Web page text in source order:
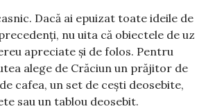
Dacă ai epuizat toate ideile de
nu uita că obiectele de uz
apreciate și de folos. Pentru
alege de Crăciun un prăjitor de
cafea, un set de cești deosebite,
sau un tablou deosebit.